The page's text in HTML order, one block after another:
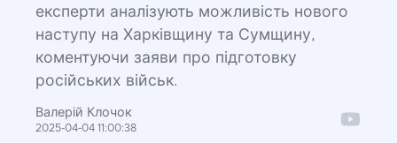
експерти аналізують можливість нового
наступу на Харківщину та Сумщину,
коментуючи заяви про підготовку
російських військ.
Валерій Клочок
2025-04-04 11:00:38